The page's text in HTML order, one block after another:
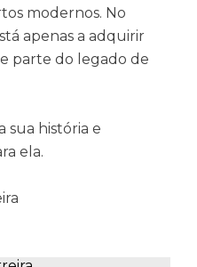
modernos. No
apenas a adquirir
parte do legado de
sua história e
ela.